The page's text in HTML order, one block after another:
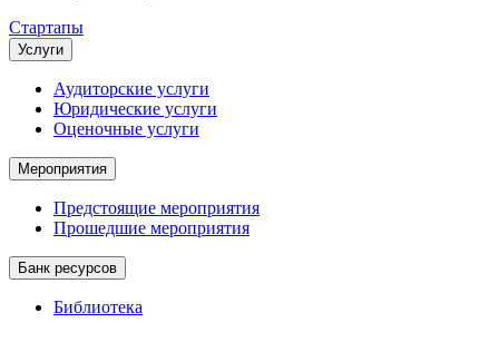
Стартапы
Услуги
Аудиторские услуги
Юридические услуги
Оценочные услуги
Мероприятия
Предстоящие мероприятия
Прошедшие мероприятия
Банк ресурсов
Библиотека